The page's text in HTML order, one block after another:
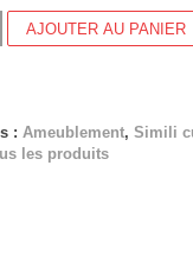
AJOUTER AU PANIER
: Ameublement, Simili
les produits